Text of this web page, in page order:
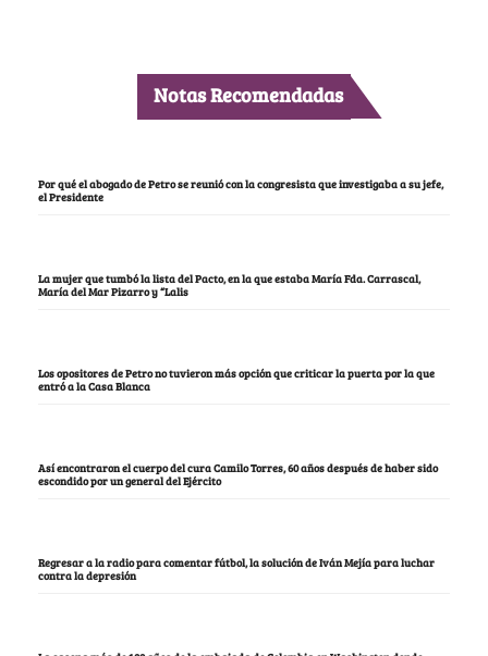
Notas Recomendadas
Por qué el abogado de Petro se reunió con la congresista que investigaba a su jefe,
el Presidente
La mujer que tumbó la lista del Pacto, en la que estaba María Fda. Carrascal,
María del Mar Pizarro y “Lalis
Los opositores de Petro no tuvieron más opción que criticar la puerta por la que
entró a la Casa Blanca
Así encontraron el cuerpo del cura Camilo Torres, 60 años después de haber sido
escondido por un general del Ejército
Regresar a la radio para comentar fútbol, la solución de Iván Mejía para luchar
contra la depresión